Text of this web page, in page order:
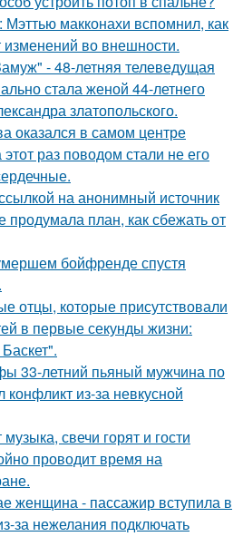
макконахи вспомнил, как
изменений во внешности.
- 48-летняя телеведущая
стала женой 44-летнего
златопольского.
оказался в самом центре
раз поводом стали не его
на анонимный источник
продумала план, как сбежать от
бойфренде спустя
отцы, которые присутствовали
в первые секунды жизни:
33-летний пьяный мужчина по
из-за невкусной
свечи горят и гости
проводит время на
женщина - пассажир вступила в
за нежелания подключать